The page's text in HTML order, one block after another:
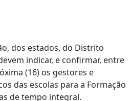
dos estados, do Distrito
indicar, e confirmar, entre
(16) os gestores e
das escolas para a Formação
de tempo integral.